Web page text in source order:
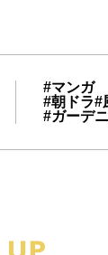
#マンガ
#朝ドラ#
#ガーデ